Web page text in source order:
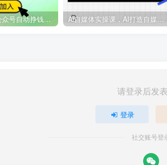
deepseek+AI公众号自动挣钱，轻松月入过W，手机电脑都可做 Ai自媒体实操课，AI打造自媒体爆款内容
请登录后发
登录
社交账号登